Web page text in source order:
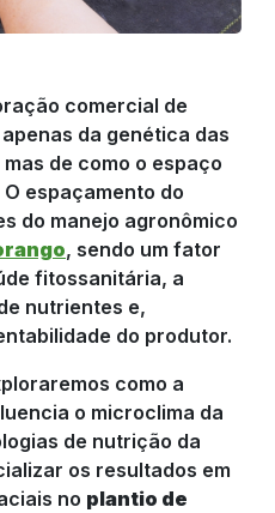
comercial de
da genética das
de como o espaço
espaçamento do
do manejo agronômico
, sendo um fator
fitossanitária, a
nutrientes e,
do produtor.
como a
o microclima da
de nutrição da
os resultados em
no plantio de